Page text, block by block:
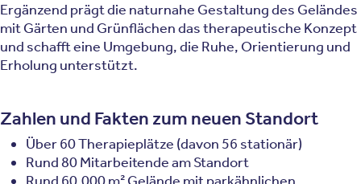
Ergänzend prägt die naturnahe Gestaltung des Geländes
mit Gärten und Grünflächen das therapeutische Konzept
und schafft eine Umgebung, die Ruhe, Orientierung und
Erholung unterstützt.
Zahlen und Fakten zum neuen Standort
Über 60 Therapieplätze (davon 56 stationär)
Rund 80 Mitarbeitende am Standort